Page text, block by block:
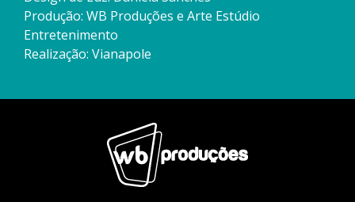
Produção: WB Produções e Arte Estúdio
Entretenimento
Realização: Vianapole